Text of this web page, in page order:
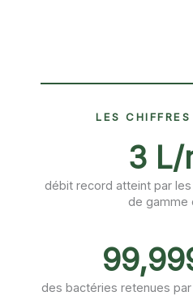
LES
3 L/
débit record atteint par
de gamme
des bactéries retenues